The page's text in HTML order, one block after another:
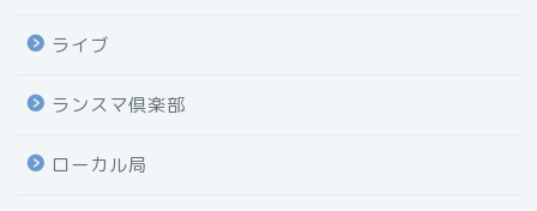
ライブ
ランスマ倶楽部
ローカル局